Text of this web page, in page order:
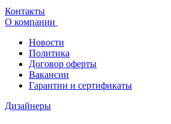
Контакты
О компании
Новости
Политика
Договор оферты
Вакансии
Гарантии и сертификаты
Дизайнеры